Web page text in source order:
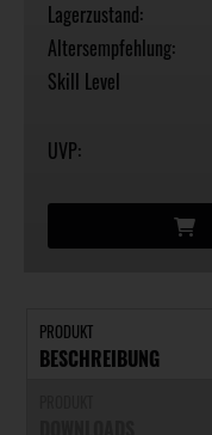
Lagerzustand:
Altersempfehlung:
Skill Level
UVP:
PRODUKT
BESCHREIBUNG